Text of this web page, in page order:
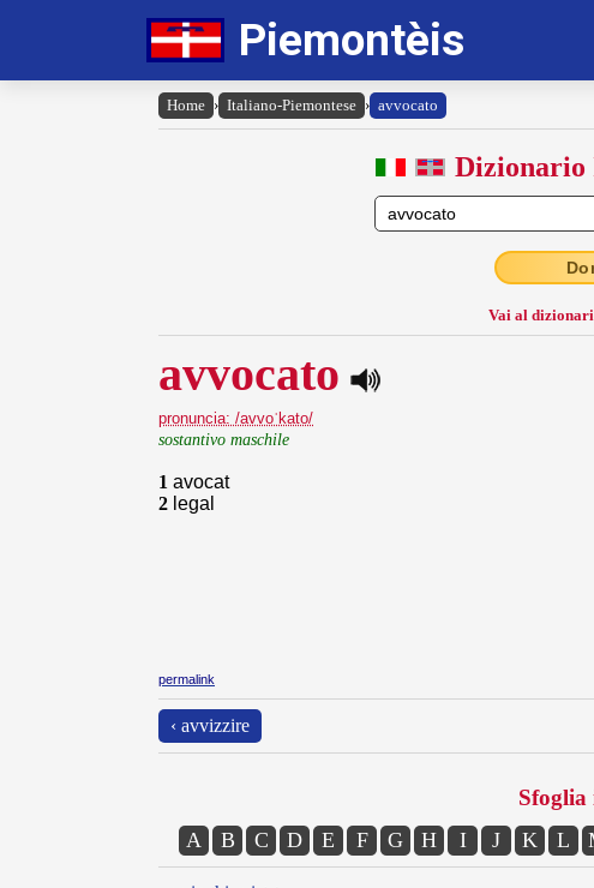
Piemontèis
Home › Italiano-Piemontese › avvocato
Dizionario
Vai al
avvocato
pronuncia: /avvoˈkato/
sostantivo maschile
1 avocat
2 legal
permalink
‹ avvizzire
A B C D E F G H I J K L